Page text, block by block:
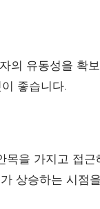
의 유동성을 확
좋습니다.
을 가지고 접근
상승하는 시점